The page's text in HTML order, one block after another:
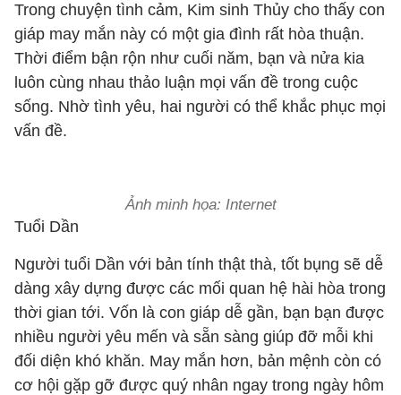
Trong chuyện tình cảm, Kim sinh Thủy cho thấy con
giáp may mắn này có một gia đình rất hòa thuận.
Thời điểm bận rộn như cuối năm, bạn và nửa kia
luôn cùng nhau thảo luận mọi vấn đề trong cuộc
sống. Nhờ tình yêu, hai người có thể khắc phục mọi
vấn đề.
Ảnh minh họa: Internet
Tuổi Dần
Người tuổi Dần với bản tính thật thà, tốt bụng sẽ dễ
dàng xây dựng được các mối quan hệ hài hòa trong
thời gian tới. Vốn là con giáp dễ gần, bạn bạn được
nhiều người yêu mến và sẵn sàng giúp đỡ mỗi khi
đối diện khó khăn. May mắn hơn, bản mệnh còn có
cơ hội gặp gỡ được quý nhân ngay trong ngày hôm